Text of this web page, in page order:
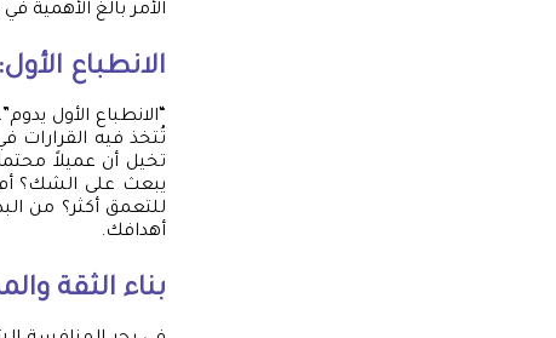
الأمر بالغ الأهمية
الانطباع
“الانطباع الأول
تُتخذ فيه القرارات
تخيل أن عميلاً
يبعث على الشك؟ أم
للتعمق أكثر؟ من
أهدافك.
بناء الثقة